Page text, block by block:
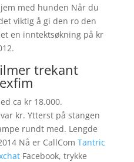
med hunden Når du
viktig å gi den ro den
en inntektsøkning på kr
trekant
ca kr 18.000.
kr. Ytterst på stangen
rundt med. Lengde
Nå er CallCom Tantric
Facebook, trykke